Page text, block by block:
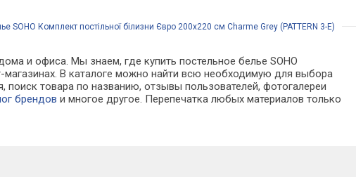
SOHO Комплект постільної білизни Євро 200х220 см Charme Grey (PATTERN 3-E)
и офиса. Мы знаем, где купить постельное белье SOHO
магазинах. В каталоге можно найти всю необходимую для выбора
товара по названию, отзывы пользователей, фотогалереи
брендов и многое другое. Перепечатка любых материалов только